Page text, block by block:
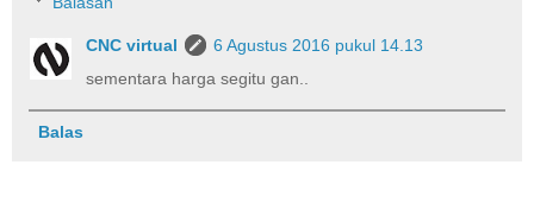
CNC virtual
6 Agustus 2016 pukul 14.13
sementara harga segitu gan..
Balas